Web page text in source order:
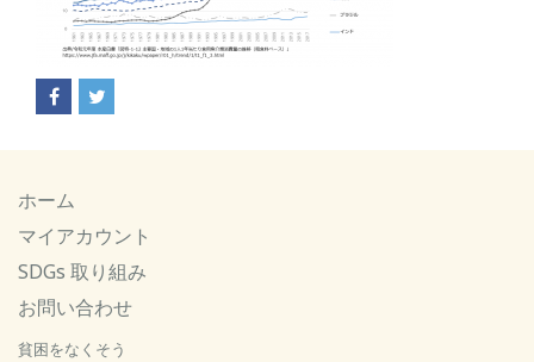
ホーム
マイアカウント
SDGs 取り組み
お問い合わせ
貧困をなくそう